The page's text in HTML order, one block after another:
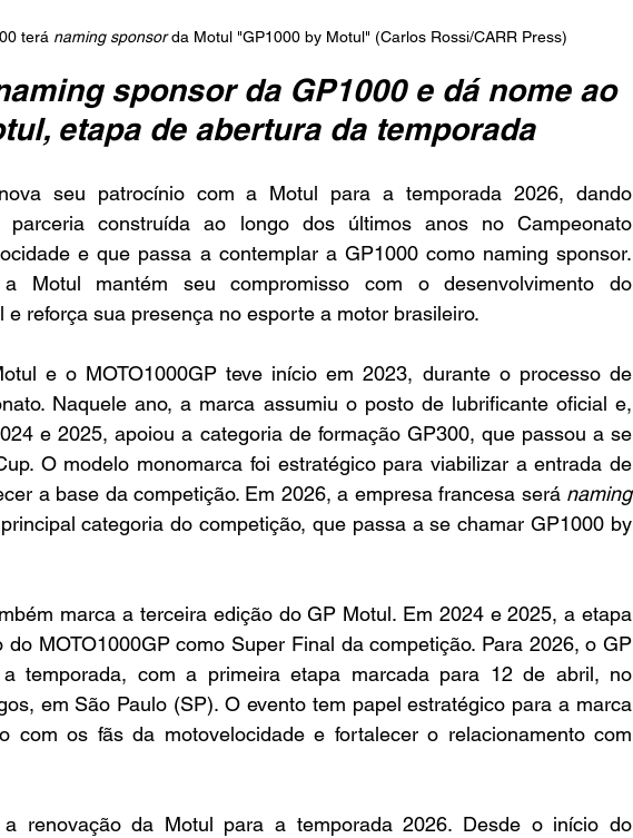
terá naming sponsor da Motul "GP1000 by Motul" (Carlos Rossi/CARR Press)
sponsor da GP1000 e dá nome ao
etapa de abertura da temporada
seu patrocínio com a Motul para a temporada 2026, dando
parceria construída ao longo dos últimos anos no Campeonato
e que passa a contemplar a GP1000 como naming sponsor.
Motul mantém seu compromisso com o desenvolvimento do
e reforça sua presença no esporte a motor brasileiro.
e o MOTO1000GP teve início em 2023, durante o processo de
Naquele ano, a marca assumiu o posto de lubrificante oficial e,
e 2025, apoiou a categoria de formação GP300, que passou a se
O modelo monomarca foi estratégico para viabilizar a entrada de
a base da competição. Em 2026, a empresa francesa será naming
categoria do competição, que passa a se chamar GP1000 by
marca a terceira edição do GP Motul. Em 2024 e 2025, a etapa
do MOTO1000GP como Super Final da competição. Para 2026, o GP
temporada, com a primeira etapa marcada para 12 de abril, no
em São Paulo (SP). O evento tem papel estratégico para a marca
com os fãs da motovelocidade e fortalecer o relacionamento com
a renovação da Motul para a temporada 2026. Desde o início do